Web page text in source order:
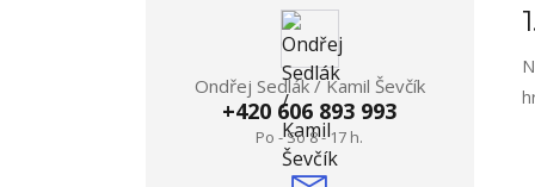
Ondřej Sedlák / Kamil Ševčík
+420 606 893 993
Po - So 8 - 17 h.